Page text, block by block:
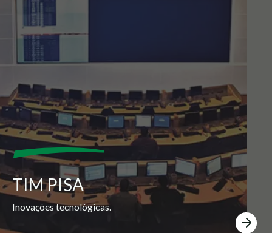
TIM PISA
Inovações tecnológicas.